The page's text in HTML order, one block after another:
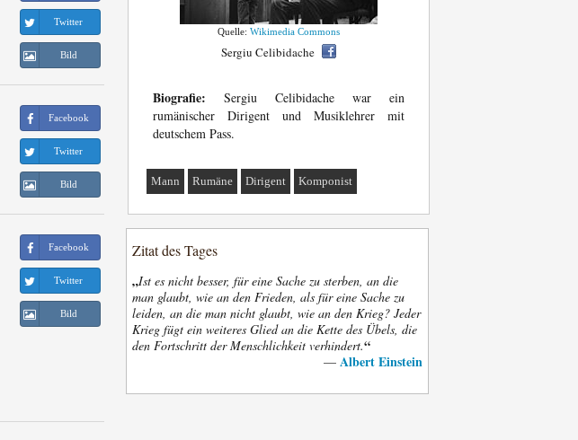
Twitter
Bild
Facebook
Twitter
Bild
Facebook
Twitter
Bild
Quelle: Wikimedia Commons
Sergiu Celibidache
Biografie: Sergiu Celibidache war ein
rumänischer Dirigent und Musiklehrer mit
deutschem Pass.
Mann Rumäne Dirigent Komponist
Zitat des Tages
„Ist es nicht besser, für eine Sache zu sterben, an die
man glaubt, wie an den Frieden, als für eine Sache zu
leiden, an die man nicht glaubt, wie an den Krieg? Jeder
Krieg fügt ein weiteres Glied an die Kette des Übels, die
den Fortschritt der Menschlichkeit verhindert.“
— Albert Einstein